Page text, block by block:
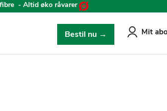
- Altid øko råvarer
Bestil nu → Mit